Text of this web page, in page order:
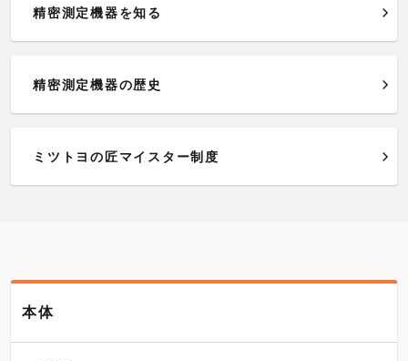
精密測定機器を知る
精密測定機器の歴史
ミツトヨの匠マイスター制度
本体